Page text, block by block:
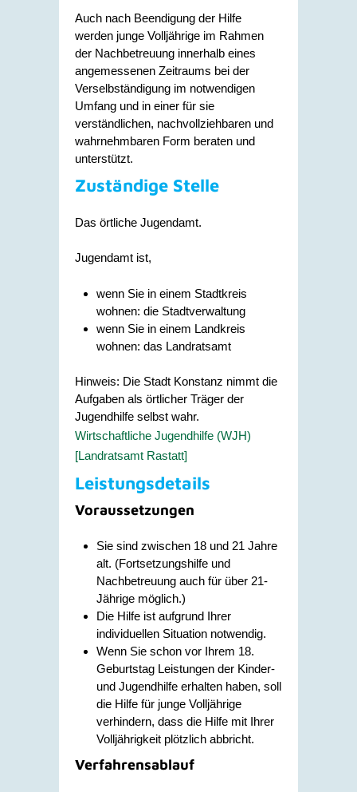
Auch nach Beendigung der Hilfe
werden junge Volljährige im Rahmen
der Nachbetreuung innerhalb eines
angemessenen Zeitraums bei der
Verselbständigung im notwendigen
Umfang und in einer für sie
verständlichen, nachvollziehbaren und
wahrnehmbaren Form beraten und
unterstützt.
Zuständige Stelle
Das örtliche Jugendamt.
Jugendamt ist,
wenn Sie in einem Stadtkreis
wohnen: die Stadtverwaltung
wenn Sie in einem Landkreis
wohnen: das Landratsamt
Hinweis: Die Stadt Konstanz nimmt die
Aufgaben als örtlicher Träger der
Jugendhilfe selbst wahr.
Wirtschaftliche Jugendhilfe (WJH)
[Landratsamt Rastatt]
Leistungsdetails
Voraussetzungen
Sie sind zwischen 18 und 21 Jahre
alt. (Fortsetzungshilfe und
Nachbetreuung auch für über 21-
Jährige möglich.)
Die Hilfe ist aufgrund Ihrer
individuellen Situation notwendig.
Wenn Sie schon vor Ihrem 18.
Geburtstag Leistungen der Kinder-
und Jugendhilfe erhalten haben, soll
die Hilfe für junge Volljährige
verhindern, dass die Hilfe mit Ihrer
Volljährigkeit plötzlich abbricht.
Verfahrensablauf